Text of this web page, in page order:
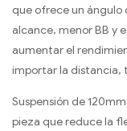
que ofrece un ángulo
alcance, menor BB y
aumentar el
importar la distancia,
Suspensión de
pieza que reduce la